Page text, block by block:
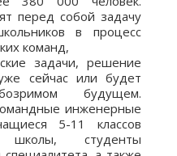
перед собой задачу
в процесс
команд,
задачи, решение
сейчас или будет
будущем.
инженерные
5-11 классов
школы, студенты